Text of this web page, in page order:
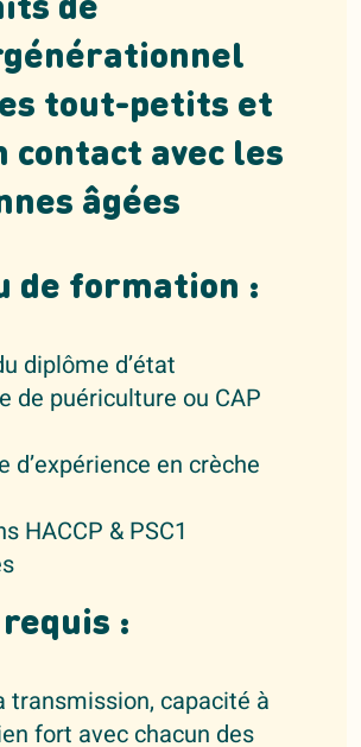
de
tout-petits et
contact avec les
âgées
de formation :
diplôme d’état
de puériculture ou CAP
d’expérience en crèche
HACCP & PSC1
:
transmission, capacité à
fort avec chacun des